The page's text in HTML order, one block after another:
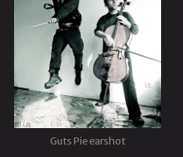
Guts Pie earshot